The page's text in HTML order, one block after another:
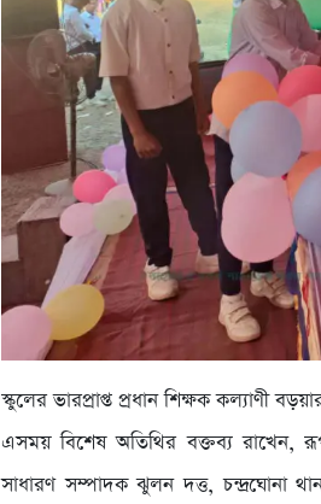
স্কুলের ভারপ্রাপ্ত প্রধান শিক্ষক কল্যাণী
এসময় বিশেষ অতিথির বক্তব্য রাখেন,
সাধারণ সম্পাদক ঝুলন দত্ত, চন্দ্রঘোনা